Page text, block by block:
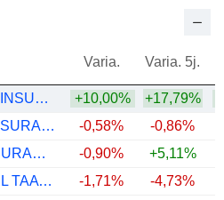
Varia. Varia. 5j.
DAMAAN ISLAMIC INSURANCE COMPANY "BEEMA" (Q.P.S.C.) +10,00% +17,79%
QATAR ISLAMIC INSURANCE GROUP Q.P.S.C.
-0,58% -0,86%
ISLAMIC ARAB INSURANCE CO. (SALAMA)
-0,90% +5,11%
ALJAZIRA TAKAFUL TAAWUNI COMPANY
-1,71% -4,73%